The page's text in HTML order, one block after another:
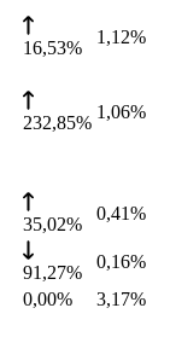
16,53%
1,12%
232,85%
1,06%
35,02%
0,41%
91,27%
0,16%
0,00% 3,17%